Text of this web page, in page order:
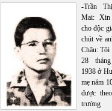
-Trần
Mai:
cho độc
chút về
Châu: Tôi
28
1938 ở
mẹ năm
được
trường